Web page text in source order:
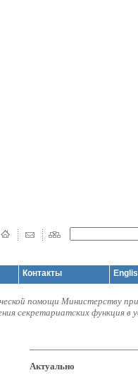
Контакты
помощи Министерству
секретариатских функция в
Актуально